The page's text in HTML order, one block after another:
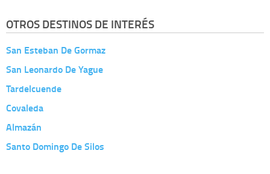
OTROS DESTINOS DE INTERÉS
San Esteban De Gormaz
San Leonardo De Yague
Tardelcuende
Covaleda
Almazán
Santo Domingo De Silos